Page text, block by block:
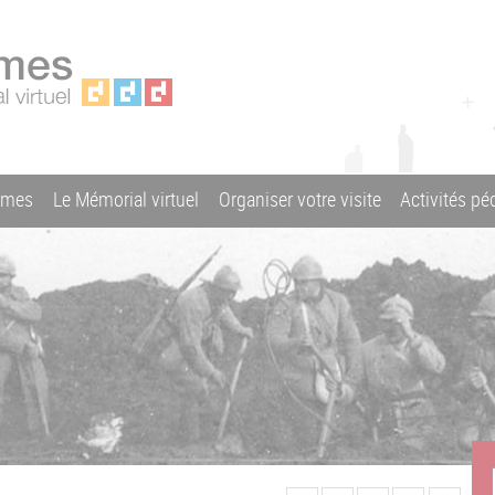
Le Mémorial virtuel Organiser votre visite Activités